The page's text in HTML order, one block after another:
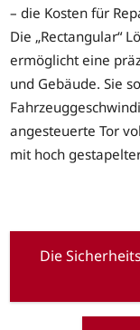
– die Kosten für
Die „Rectangular“
ermöglicht eine
und Gebäude. Sie
angesteuerte Tor
mit hoch
Die